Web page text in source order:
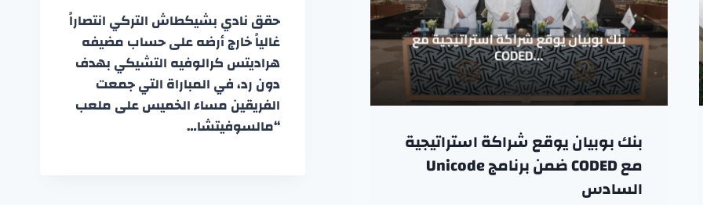
بنك بوبيان يوقع شراكة استراتيجية
مع CODED ضمن برنامج Unicode
السادس
حقق نادي بشيكطاش التركي انتصاراً
غالياً خارج أرضه على حساب مضيفه
هراديتس كرالوفيه التشيكي بهدف
دون رد، في المباراة التي جمعت
الفريقين مساء الخميس على ملعب
“مالسوفيتشا…